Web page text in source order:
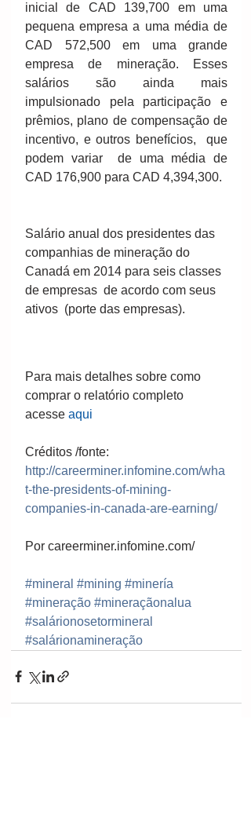
inicial de CAD 139,700 em uma
pequena empresa a uma média de
CAD 572,500 em uma grande
empresa de mineração. Esses
salários são ainda mais
impulsionado pela participação e
prêmios, plano de compensação de
incentivo, e outros benefícios,  que
podem variar  de uma média de
CAD 176,900 para CAD 4,394,300.
Salário anual dos presidentes das
companhias de mineração do
Canadá em 2014 para seis classes
de empresas  de acordo com seus
ativos  (porte das empresas).
Para mais detalhes sobre como
comprar o relatório completo
acesse aqui
Créditos /fonte:
http://careerminer.infomine.com/wha
t-the-presidents-of-mining-
companies-in-canada-are-earning/
Por careerminer.infomine.com/
#mineral #mining #minería
#mineração #mineraçãonalua
#salárionosetormineral
#salárionamineração